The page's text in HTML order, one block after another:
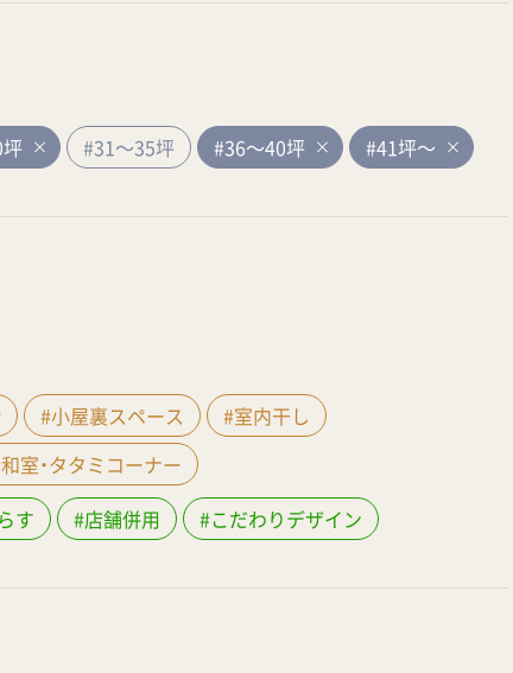
#31～35坪 #36～40坪 #41坪～
#小屋裏スペース
#室内干し
室・タタミコーナー
す #店舗併用 #こだわりデザイン